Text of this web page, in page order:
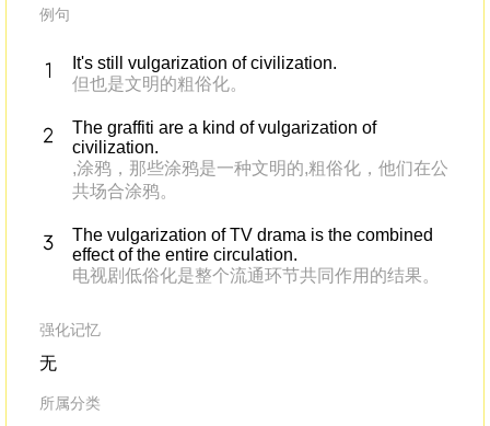
例句
It's still vulgarization of civilization.
但也是文明的粗俗化。
The graffiti are a kind of vulgarization of
civilization.
,涂鸦，那些涂鸦是一种文明的,粗俗化，他们在公
共场合涂鸦。
The vulgarization of TV drama is the combined
effect of the entire circulation.
电视剧低俗化是整个流通环节共同作用的结果。
强化记忆
无
所属分类